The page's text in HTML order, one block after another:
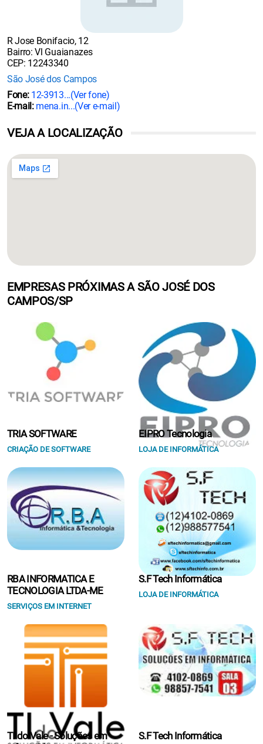
R Jose Bonifacio, 12
Bairro: Vl Guaianazes
CEP: 12243340
São José dos Campos
Fone: 12-3913...(Ver fone)
E-mail: mena.in...(Ver e-mail)
VEJA A LOCALIZAÇÃO
EMPRESAS PRÓXIMAS A SÃO JOSÉ DOS
CAMPOS/SP
TRIA SOFTWARE
CRIAÇÃO DE SOFTWARE
EIPRO Tecnologia
LOJA DE INFORMÁTICA
RBA INFORMATICA E
TECNOLOGIA LTDA-ME
SERVIÇOS EM INTERNET
S.F Tech Informática
LOJA DE INFORMÁTICA
TI do Vale - Soluções em
S.F Tech Informática